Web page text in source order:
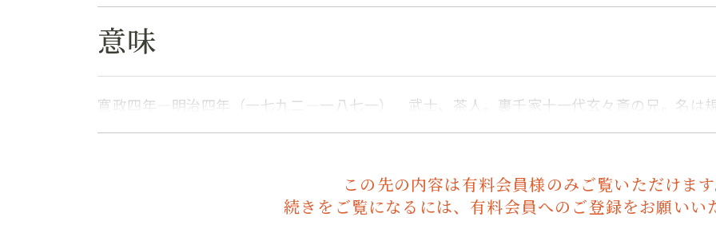
意味
寛政四年―明治四年（一七九二―一八七一） 武士、茶人。裏千家十一代玄々斎の兄。名は
この先の内容は有料会員様のみご覧いただけま
続きをご覧になるには、有料会員へのご登録をお願いい